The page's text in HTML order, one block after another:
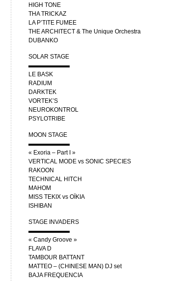
HIGH TONE
THA TRICKAZ
LA P’TITE FUMEE
THE ARCHITECT & The Unique Orchestra
DUBANKO
SOLAR STAGE
▬▬▬▬▬▬▬
LE BASK
RADIUM
DARKTEK
VORTEK’S
NEUROKONTROL
PSYLOTRIBE
MOON STAGE
▬▬▬▬▬▬▬
« Exoria – Part I »
VERTICAL MODE vs SONIC SPECIES
RAKOON
TECHNICAL HITCH
MAHOM
MISS TEKIX vs OÏKIA
ISHIBAN
STAGE INVADERS
▬▬▬▬▬▬▬
« Candy Groove »
FLAVA D
TAMBOUR BATTANT
MATTEO – (CHINESE MAN) DJ set
BAJA FREQUENCIA